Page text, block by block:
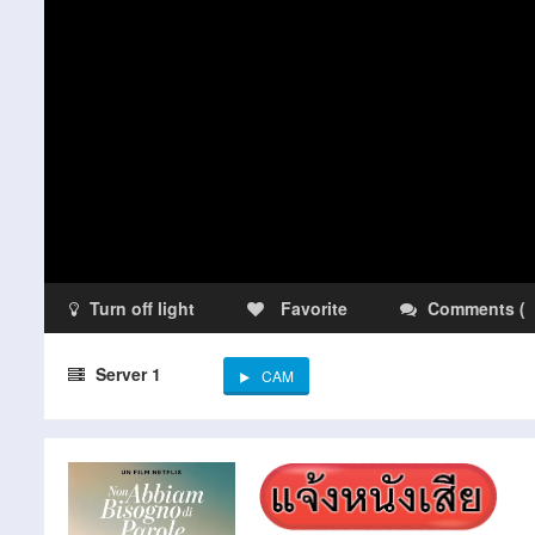
Turn off light Favorite Comments (
Server 1 CAM